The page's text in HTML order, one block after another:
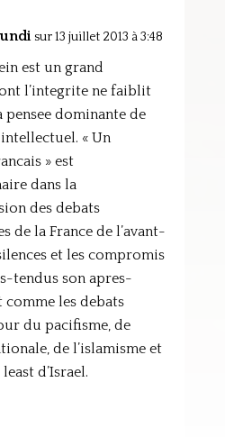
sur 13 juillet 2013 à 3:48
est un grand
l’integrite ne faiblit
pensee dominante de
« Un
» est
dans la
des debats
de la France de l’avant-
et les compromis
tendus son apres-
les debats
du pacifisme, de
de l’islamisme et
d’Israel.